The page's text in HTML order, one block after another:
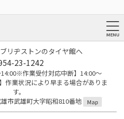
リヂストンのタイヤ館へ
23-1242
14:00※作業受付対応中断】14:00～
作業状況により早まる場合がありま
す。
市武雄町大字昭和810番地
Map